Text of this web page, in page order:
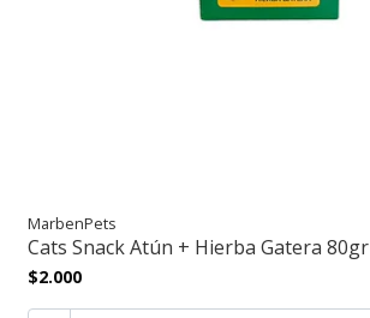
MarbenPets
Cats Snack Atún + Hierba Gatera 80gr
$2.000